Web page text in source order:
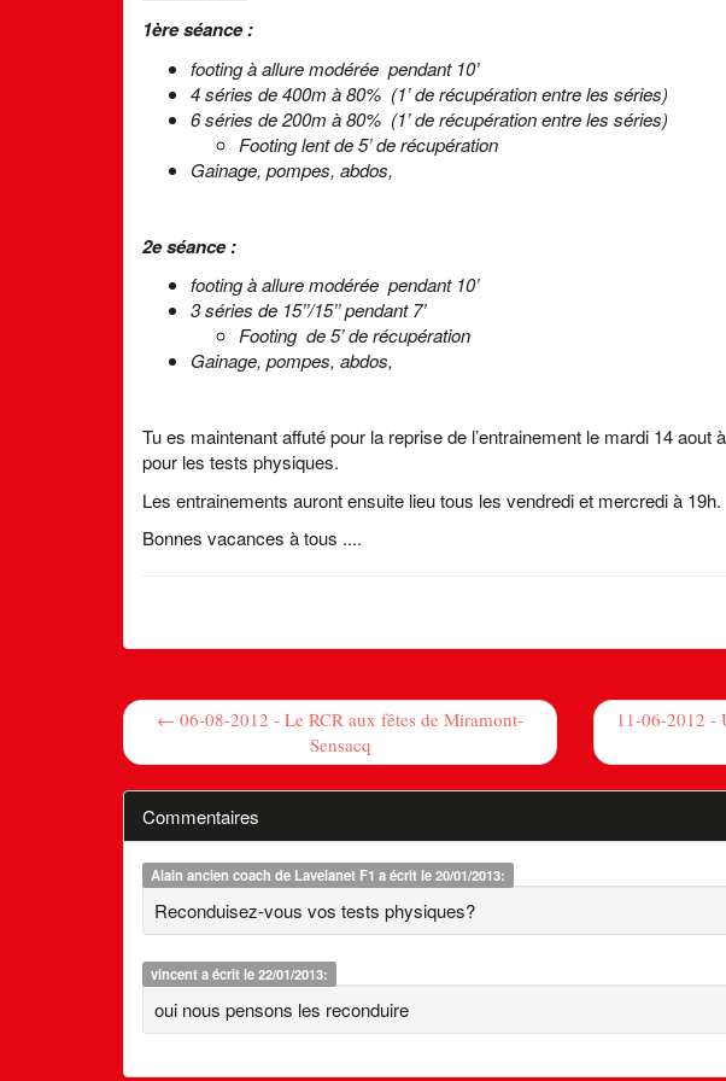
1ère séance :
footing à allure modérée pendant 10’
4 séries de 400m à 80% (1’ de récupération entre les séries)
6 séries de 200m à 80% (1’ de récupération entre les séries)
Footing lent de 5’ de récupération
Gainage, pompes, abdos,
2e séance :
footing à allure modérée pendant 10’
3 séries de 15’’/15’’ pendant 7’
Footing de 5’ de récupération
Gainage, pompes, abdos,
Tu es maintenant affuté pour la reprise de l’entrainement le mardi 14
pour les tests physiques.
Les entrainements auront ensuite lieu tous les vendredi et mercredi à 19h.
Bonnes vacances à tous ....
← 06-08-2012 - Le RCR aux fêtes de Miramont-
Sensacq
11-06-2012 -
Commentaires
Alain ancien coach de Lavelanet F1 a écrit le 20/01/2013:
Reconduisez-vous vos tests physiques?
vincenta écrit le 22/01/2013:
oui nous pensons les reconduire